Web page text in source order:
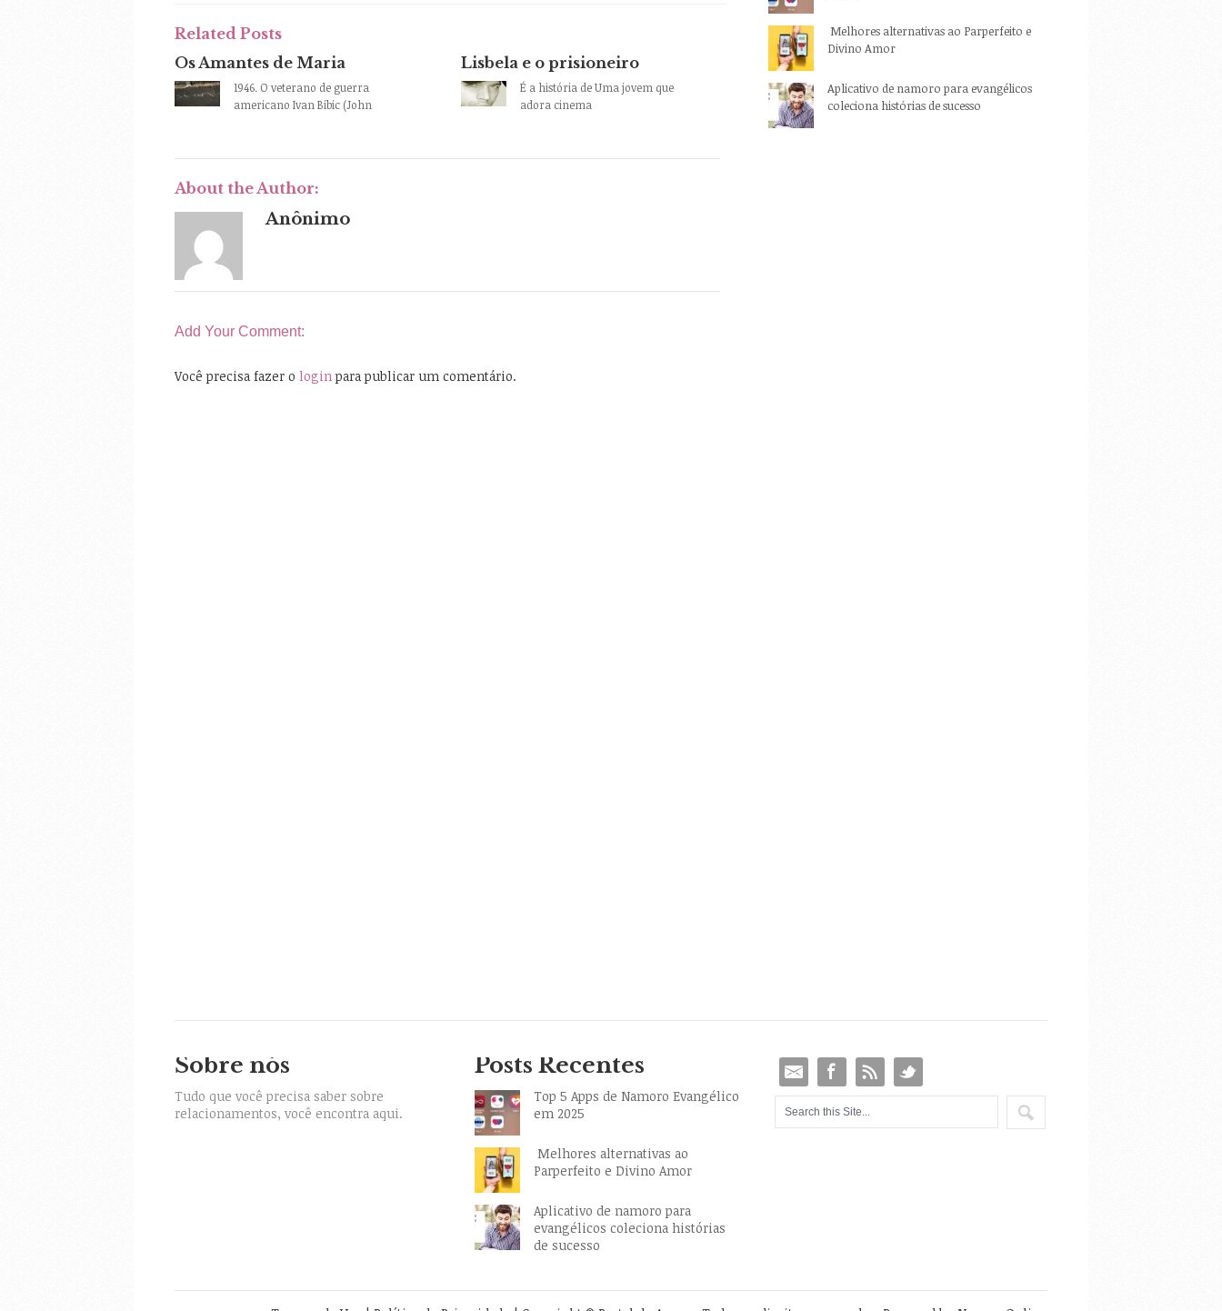
Related Posts
Os Amantes de Maria
1946. O veterano de guerra
americano Ivan Bibic (John
Lisbela e o prisioneiro
É a história de Uma jovem que
adora cinema
About the Author:
Anônimo
Add Your Comment:
Você precisa fazer o login para publicar um comentário.
Melhores alternativas ao Parperfeito e
Divino Amor
Aplicativo de namoro para evangélicos
coleciona histórias de sucesso
Sobre nós
Tudo que você precisa saber sobre
relacionamentos, você encontra aqui.
Posts Recentes
Top 5 Apps de Namoro Evangélico
em 2025
Melhores alternativas ao
Parperfeito e Divino Amor
Aplicativo de namoro para
evangélicos coleciona histórias
de sucesso